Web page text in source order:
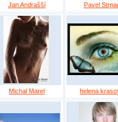
Jan Andrašší Pavel
Michal Marel helena